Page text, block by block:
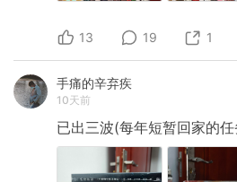
13 19 1
手痛的辛弃疾
10天前
已出三波(每年短暂回家的